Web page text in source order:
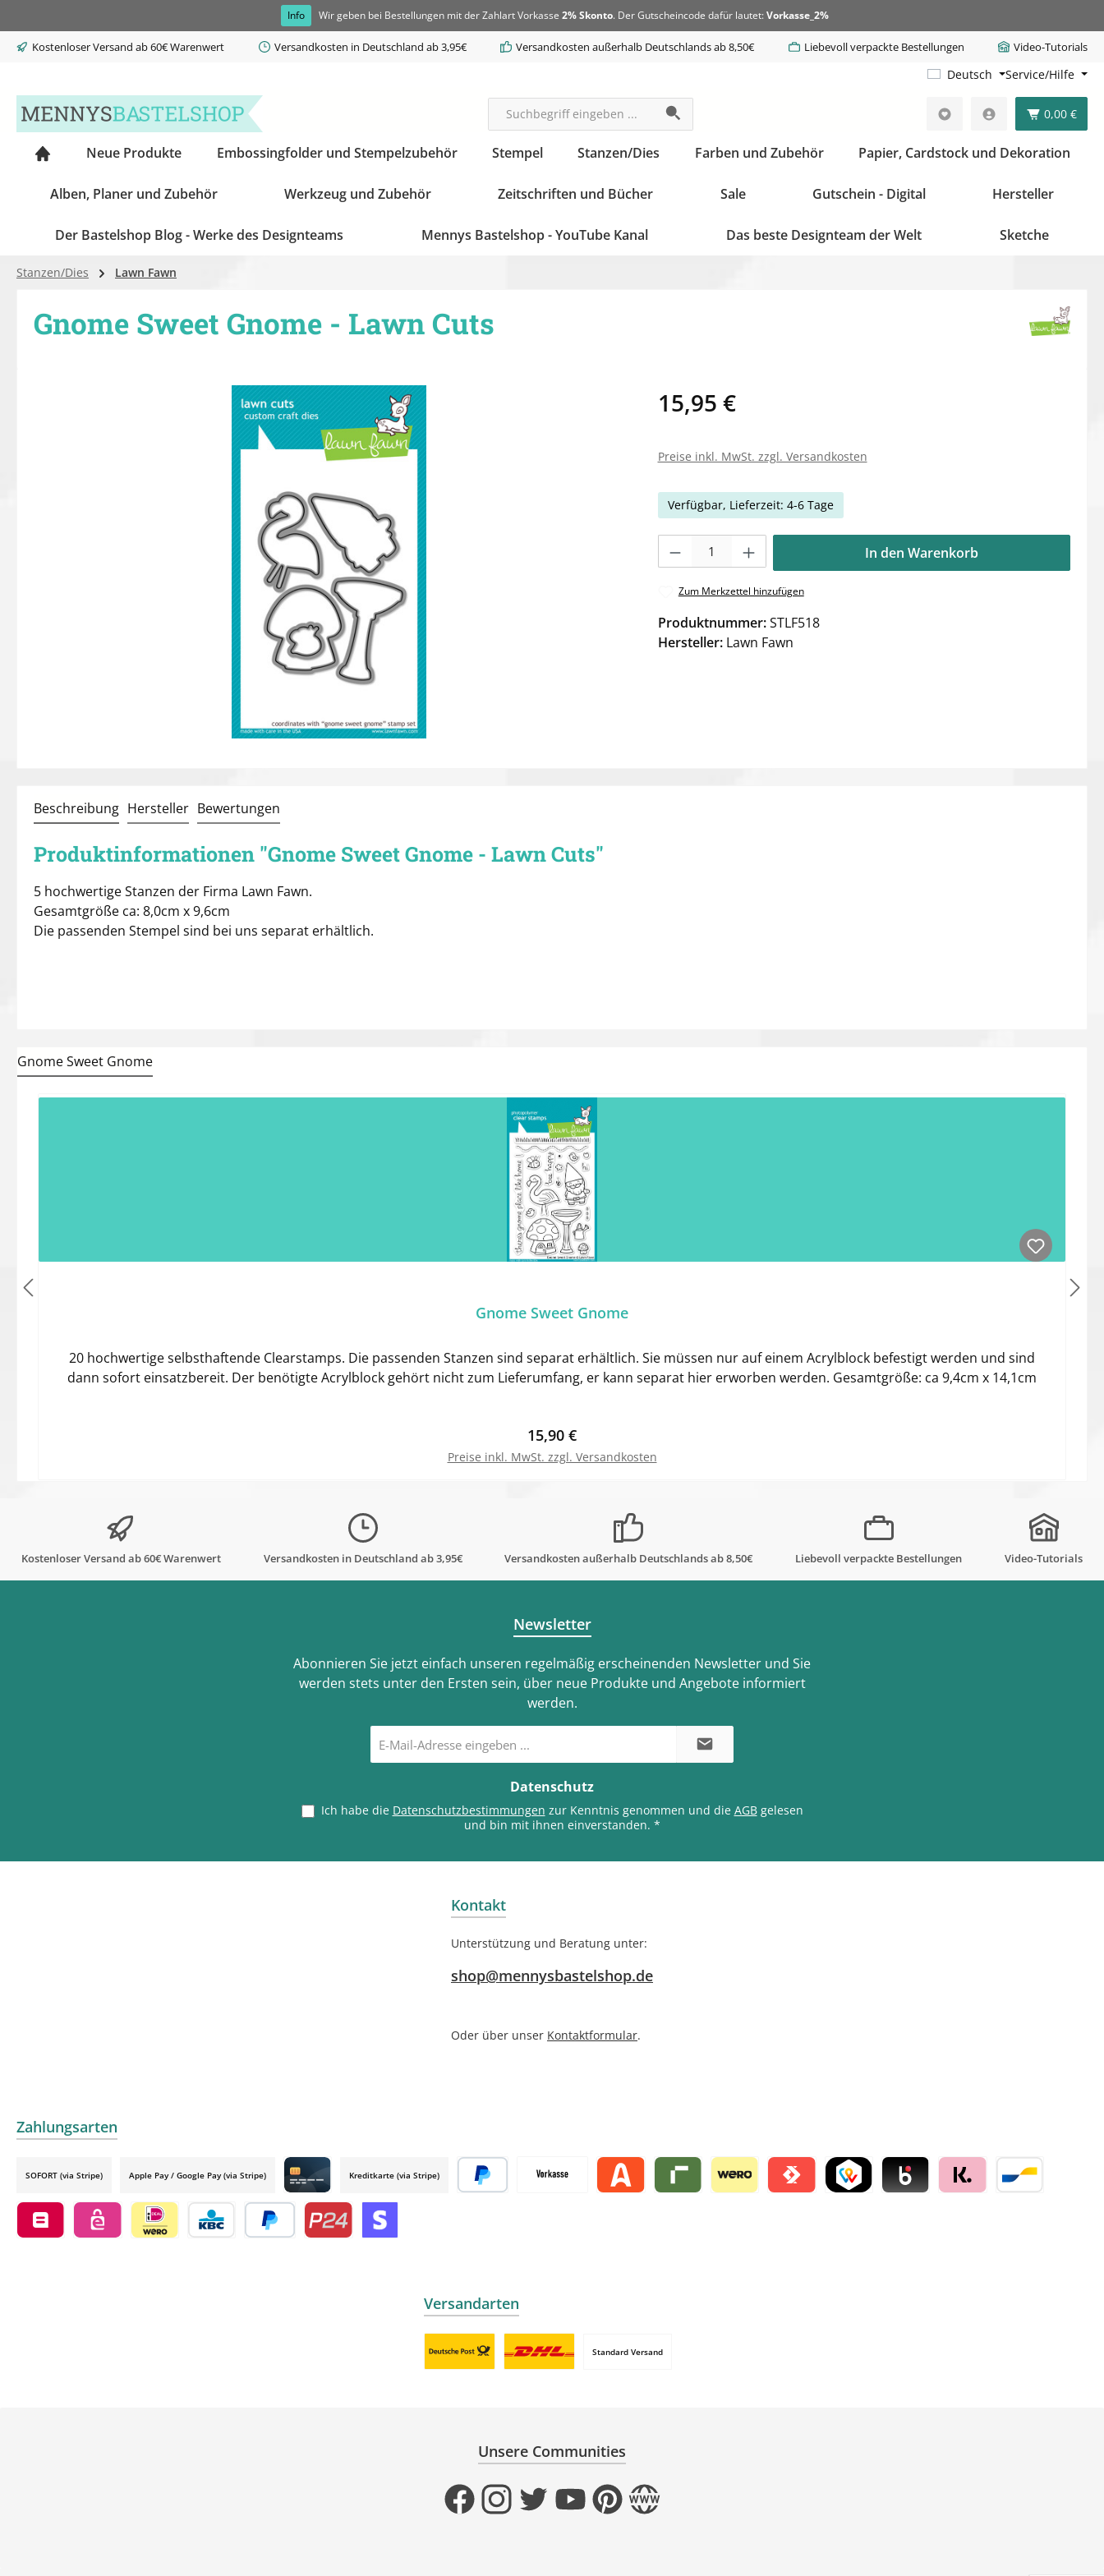
Info Wir geben bei Bestellungen mit der Zahlart Vorkasse 2% Skonto. Der Gutscheincode dafür lautet: Vorkasse_2%
Kostenloser Versand ab 60€ Warenwert Versandkosten in Deutschland ab 3,95€ Versandkosten außerhalb Deutschlands ab 8,50€ Liebevoll verpackte Bestellungen Video-Tutorials
Deutsch Service/Hilfe
0,00 €
Neue Produkte Embossingfolder und Stempelzubehör Stempel Stanzen/Dies Farben und Zubehör Papier, Cardstock und Dekoration
Alben, Planer und Zubehör Werkzeug und Zubehör Zeitschriften und Bücher Sale Gutschein - Digital Hersteller
Der Bastelshop Blog - Werke des Designteams Mennys Bastelshop - YouTube Kanal Das beste Designteam der Welt Sketche
Stanzen/Dies Lawn Fawn
Gnome Sweet Gnome - Lawn Cuts
15,95 €
Preise inkl. MwSt. zzgl. Versandkosten
Verfügbar, Lieferzeit: 4-6 Tage
In den Warenkorb
Zum Merkzettel hinzufügen
Produktnummer:STLF518
Hersteller: Lawn Fawn
Beschreibung Hersteller Bewertungen
Produktinformationen "Gnome Sweet Gnome - Lawn Cuts"
5 hochwertige Stanzen der Firma Lawn Fawn.
Gesamtgröße ca: 8,0cm x 9,6cm
Die passenden Stempel sind bei uns separat erhältlich.
Gnome Sweet Gnome
Produktgalerie überspringen
Gnome Sweet Gnome
20 hochwertige selbsthaftende Clearstamps. Die passenden Stanzen sind separat erhältlich. Sie müssen nur auf einem Acrylblock befestigt werden und sind
dann sofort einsatzbereit. Der benötigte Acrylblock gehört nicht zum Lieferumfang, er kann separat hier erworben werden. Gesamtgröße: ca 9,4cm x 14,1cm
Regulärer Preis:
15,90 €
Preise inkl. MwSt. zzgl. Versandkosten
Kostenloser Versand ab 60€ Warenwert Versandkosten in Deutschland ab 3,95€ Versandkosten außerhalb Deutschlands ab 8,50€ Liebevoll verpackte Bestellungen Video-Tutorials
Newsletter
Abonnieren Sie jetzt einfach unseren regelmäßig erscheinenden Newsletter und Sie
werden stets unter den Ersten sein, über neue Produkte und Angebote informiert
werden.
Mail-
Adresse
Datenschutz
Ich habe die Datenschutzbestimmungen zur Kenntnis genommen und die AGBgelesen
und bin mit ihnen einverstanden. *
Kontakt
Unterstützung und Beratung unter:
shop@mennysbastelshop.de
Oder über unser Kontaktformular.
Zahlungsarten
SOFORT (via Stripe) Apple Pay / Google Pay (via Stripe)
Credit card by mollie
Kreditkarte (via Stripe)
Versandarten
Standard Versand
Unsere Communities
FacebookInstagramTwitterYouTubePinterestWebsite